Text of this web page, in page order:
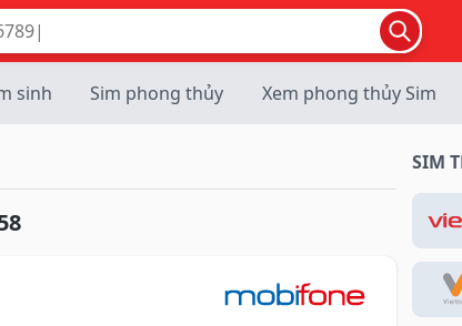
sinh Sim phong thủy Xem phong thủy Sim
SIM